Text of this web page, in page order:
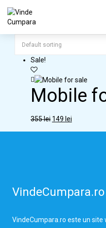
Sale!
Mobile
355lei 149 lei
VindeCumpara.ro
VindeCumpara.ro este un site